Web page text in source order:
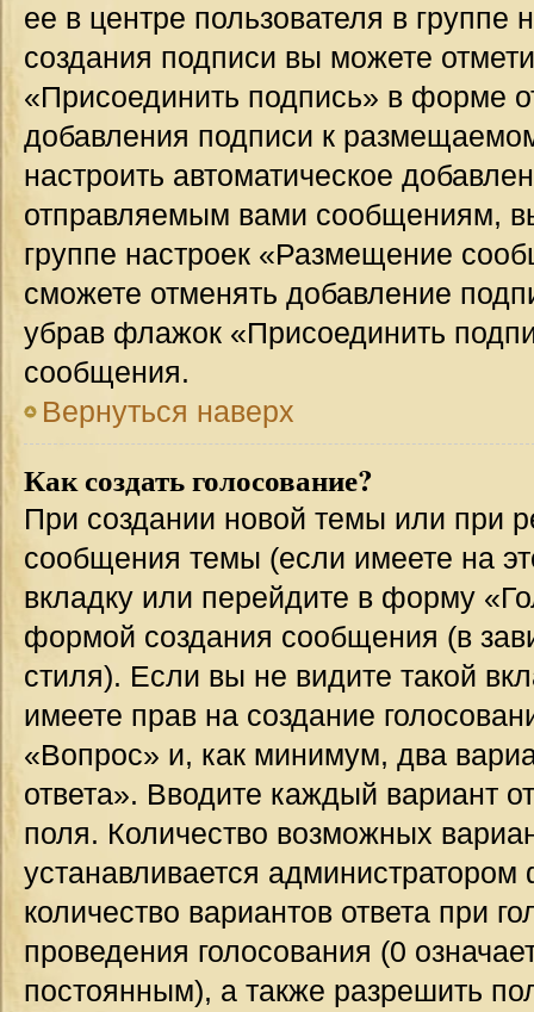
ее в центре пользователя в
создания подписи вы можете
«Присоединить подпись» в форме
добавления подписи к
настроить автоматическое
отправляемым вами сообщениям,
группе настроек «Размещение
сможете отменять добавление
убрав флажок «Присоединить
сообщения.
Вернуться наверх
Как создать голосование?
При создании новой темы или при
сообщения темы (если имеете на
вкладку или перейдите в форму
формой создания сообщения (в
стиля). Если вы не видите такой
имеете прав на создание
«Вопрос» и, как минимум, два
ответа». Вводите каждый вариант
поля. Количество возможных
устанавливается
количество вариантов ответа при
проведения голосования (0
постоянным), а также разрешить